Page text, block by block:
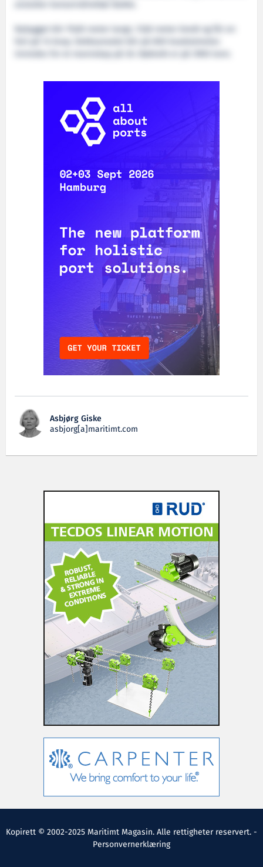
Nybygget blir 79,80 meter langt, 17,60 meter bredt og får en
fart på 14 knop. Dekksarealet blir på 800 kvadratmeter.
Innredes for et mannskap på 26. Dødvekt er på 3900 tonn.
Asbjørg Giske
asbjorg[a]maritimt.com
Kopirett © 2002-2025 Maritimt Magasin. Alle rettigheter reservert. -
Personvernerklæring